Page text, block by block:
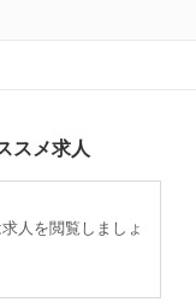
スメ求人
人を閲覧しましょ